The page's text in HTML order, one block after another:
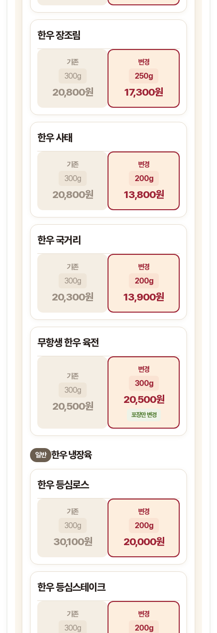
한우 장조림
기존
20,800원
300g
변경
17,300원
250g
한우 사태
기존
20,800원
300g
변경
13,800원
200g
한우 국거리
기존
20,300원
300g
변경
13,900원
200g
무항생 한우 육전
기존
20,500원
300g
변경
20,500원
300g
포장만 변경
일반 한우 냉장육
한우 등심로스
기존
30,100원
300g
변경
20,000원
200g
한우 등심스테이크
기존
300g
변경
200g